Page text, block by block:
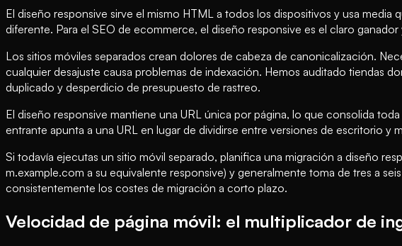
El diseño responsive sirve el mismo HTML a todos los dispositivos y usa
diferente. Para el SEO de ecommerce, el diseño responsive es el claro
Los sitios móviles separados crean dolores de cabeza de canonicalización.
cualquier desajuste causa problemas de indexación. Hemos auditado tiendas
duplicado y desperdicio de presupuesto de rastreo.
El diseño responsive mantiene una URL única por página, lo que consolida
entrante apunta a una URL en lugar de dividirse entre versiones de escritorio y
Si todavía ejecutas un sitio móvil separado, planifica una migración a diseño
m.example.com a su equivalente responsive) y generalmente toma de tres a
consistentemente los costes de migración a corto plazo.
Velocidad de página móvil: el multiplicador de